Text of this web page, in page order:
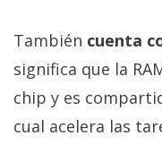
También cuenta
significa que la
chip y es
cual acelera las